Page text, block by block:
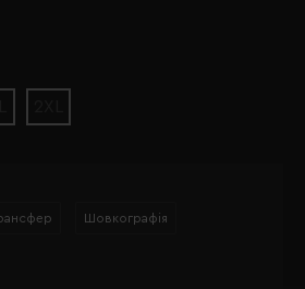
Шовкографія